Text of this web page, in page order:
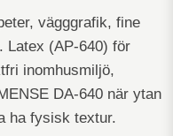
vägggrafik, fine
Latex (AP-640) för
inomhusmiljö,
DA-640 när ytan
ha fysisk textur.